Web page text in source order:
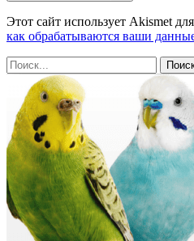
Этот сайт использует Akismet
как обрабатываются ваши